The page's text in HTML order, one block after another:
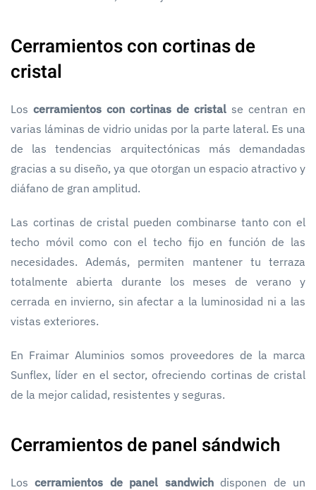
Cerramientos con cortinas de
cristal
Los cerramientos con cortinas de cristal se centran en
varias láminas de vidrio unidas por la parte lateral. Es una
de las tendencias arquitectónicas más demandadas
gracias a su diseño, ya que otorgan un espacio atractivo y
diáfano de gran amplitud.
Las cortinas de cristal pueden combinarse tanto con el
techo móvil como con el techo fijo en función de las
necesidades. Además, permiten mantener tu terraza
totalmente abierta durante los meses de verano y
cerrada en invierno, sin afectar a la luminosidad ni a las
vistas exteriores.
En Fraimar Aluminios somos proveedores de la marca
Sunflex, líder en el sector, ofreciendo cortinas de cristal
de la mejor calidad, resistentes y seguras.
Cerramientos de panel sándwich
Loscerramientos de panel sandwichdisponen de un